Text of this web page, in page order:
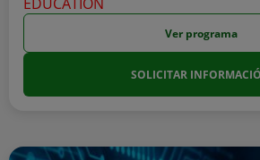
Ver programa
SOLICITAR